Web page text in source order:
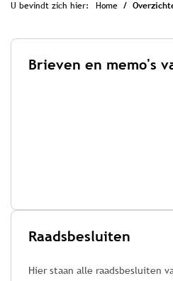
U bevindt zich hier: Home
Raadsbesluiten
Hier staan alle raadsbesluiten